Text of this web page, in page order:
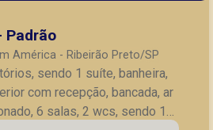
Padrão
América - Ribeirão Preto/SP
sendo 1 suíte, banheira,
com recepção, bancada, ar
6 salas, 2 wcs, sendo 1